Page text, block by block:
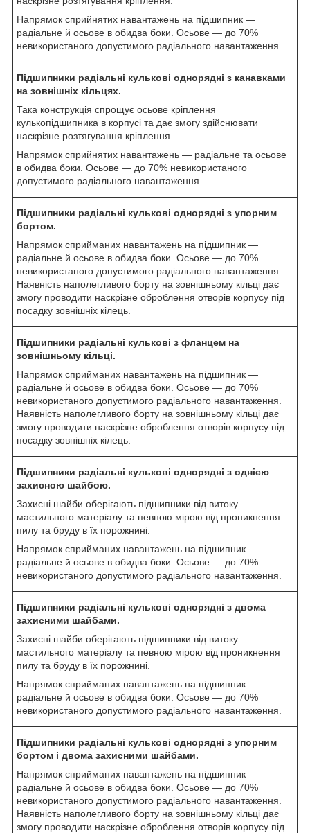
Напрямок сприйнятих навантажень на підшипник —
радіальне й осьове в обидва боки. Осьове — до 70%
невикористаного допустимого радіального навантаження.
Підшипники радіальні кулькові однорядні з канавками
на зовнішніх кільцях.
Така конструкція спрощує осьове кріплення
кулькопідшипника в корпусі та дає змогу здійснювати
наскрізне розтягування кріплення.
Напрямок сприйнятих навантажень — радіальне та осьове
в обидва боки. Осьове — до 70% невикористаного
допустимого радіального навантаження.
Підшипники радіальні кулькові однорядні з упорним
бортом.
Напрямок сприйманих навантажень на підшипник —
радіальне й осьове в обидва боки. Осьове — до 70%
невикористаного допустимого радіального навантаження.
Наявність наполегливого борту на зовнішньому кільці дає
змогу проводити наскрізне оброблення отворів корпусу під
посадку зовнішніх кілець.
Підшипники радіальні кулькові з фланцем на
зовнішньому кільці.
Напрямок сприйманих навантажень на підшипник —
радіальне й осьове в обидва боки. Осьове — до 70%
невикористаного допустимого радіального навантаження.
Наявність наполегливого борту на зовнішньому кільці дає
змогу проводити наскрізне оброблення отворів корпусу під
посадку зовнішніх кілець.
Підшипники радіальні кулькові однорядні з однією
захисною шайбою.
Захисні шайби оберігають підшипники від витоку
мастильного матеріалу та певною мірою від проникнення
пилу та бруду в їх порожнині.
Напрямок сприйманих навантажень на підшипник —
радіальне й осьове в обидва боки. Осьове — до 70%
невикористаного допустимого радіального навантаження.
Підшипники радіальні кулькові однорядні з двома
захисними шайбами.
Захисні шайби оберігають підшипники від витоку
мастильного матеріалу та певною мірою від проникнення
пилу та бруду в їх порожнині.
Напрямок сприйманих навантажень на підшипник —
радіальне й осьове в обидва боки. Осьове — до 70%
невикористаного допустимого радіального навантаження.
Підшипники радіальні кулькові однорядні з упорним
бортом і двома захисними шайбами.
Напрямок сприйманих навантажень на підшипник —
радіальне й осьове в обидва боки. Осьове — до 70%
невикористаного допустимого радіального навантаження.
Наявність наполегливого борту на зовнішньому кільці дає
змогу проводити наскрізне оброблення отворів корпусу під